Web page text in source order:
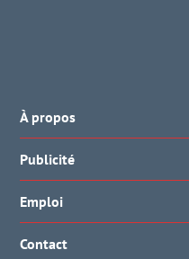
À propos
Publicité
Emploi
Contact